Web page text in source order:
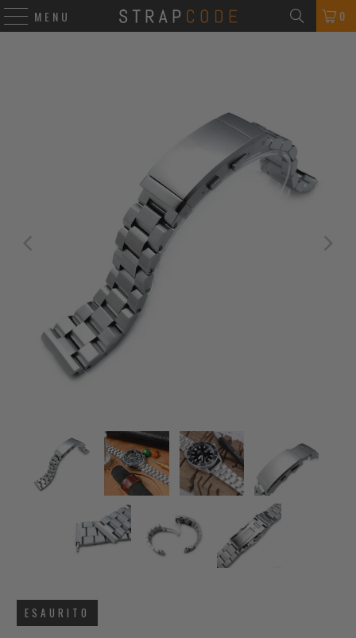
MENU 0
ESAURITO